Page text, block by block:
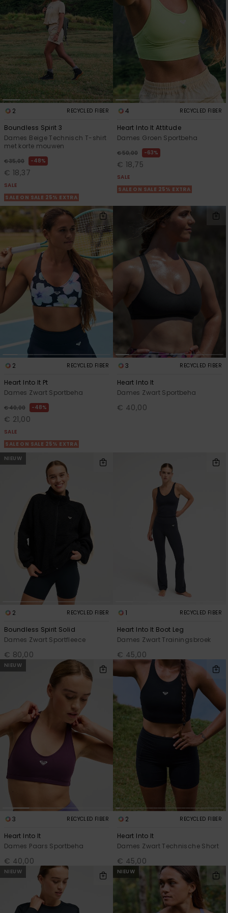
Riemen &
& sjaals
Hoeden &
mutsen
Rashguards
neopreen
accessoires
Swim
Kleding
Accessoires
Schoenen
Fitness
Playsuits
Shorts
Technische
tassen
Snow
Accessoires
Snowboard
Schultassen
Accessoires
ROXY APP
VERLANGLIJST
2 RECYCLED FIBER
Boundless Spirit 3
Dames Beige Technisch T-shirt
met korte mouwen
€ 35,00 48%
€ 18,37
SALE
SALE ON SALE 25% EXTRA
4 RECYCLED FIBER
Heart Into It Attitude
Dames Groen Sportbeha
€ 50,00 63%
€ 18,75
SALE
SALE ON SALE 25% EXTRA
2 RECYCLED FIBER
Heart Into It Pt
Dames Zwart Sportbeha
€ 40,00 48%
€ 21,00
SALE
SALE ON SALE 25% EXTRA
3 RECYCLED FIBER
Heart Into It
Dames Zwart Sportbeha
€ 40,00
NIEUW
2 RECYCLED FIBER
Boundless Spirit Solid
Dames Zwart Sportfleece
€ 80,00
1 RECYCLED FIBER
Heart Into It Boot Leg
Dames Zwart Trainingsbroek
€ 45,00
NIEUW
3 RECYCLED FIBER
Heart Into It
Dames Paars Sportbeha
€ 40,00
2 RECYCLED FIBER
Heart Into It
Dames Zwart Technische Short
€ 45,00
NIEUW NIEUW